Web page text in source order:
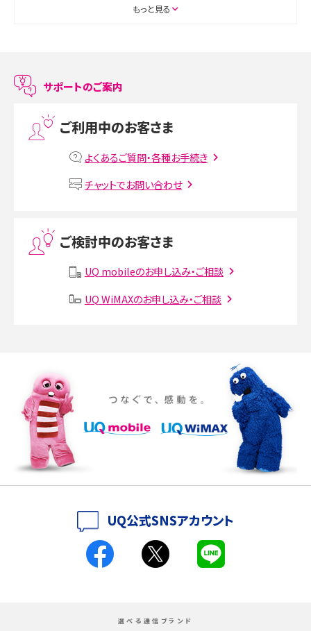
ASMRとは？初心者向けの代表ジャンルや楽しみ方を解説
LINEで友だちを削除する方法は？方法ごとの影響や復活・復元する方法も解説
プリペイドSIMとは？種類やメリット・デメリット、利用までの流れを解説
VPN接続とは？仕組みや必要性、メリット・デメリット、接続方法を解説
Instagram（インスタグラム）でスクショするとバレる？バレるケースや撮り方も解
SMSとは？料金やできること、注意点や届かない時の対処法を解説
iPhone 16eとiPhone SE（第3世代）の違いは？サイズやスペックを比較して解説
iPhone 16eとiPhone 14を徹底比較！スペック・機能の違いをわかりやすく紹介
iPhone 16シリーズのモデルを比較！価格・サイズ・カメラ性能の違いを徹底解説
iPhone 16とiPhone 15の違いは？カメラ・スペック・機能を徹底比較
スマホが高い理由は？購入費用を抑える方法や端末を選ぶ時の注意点を解説！
高校生にスマホ制限は必要？所持率やメリット・デメリットを詳しく紹介
もっと見る
サポートのご案内
ご利用中のお客さま
よくあるご質問・各種お手続き
チャットでお問い合わせ
ご検討中のお客さま
UQ mobileのお申し込み・ご相談
UQ WiMAXのお申し込み・ご相談
UQ公式SNSアカウント
選べる通信ブランド